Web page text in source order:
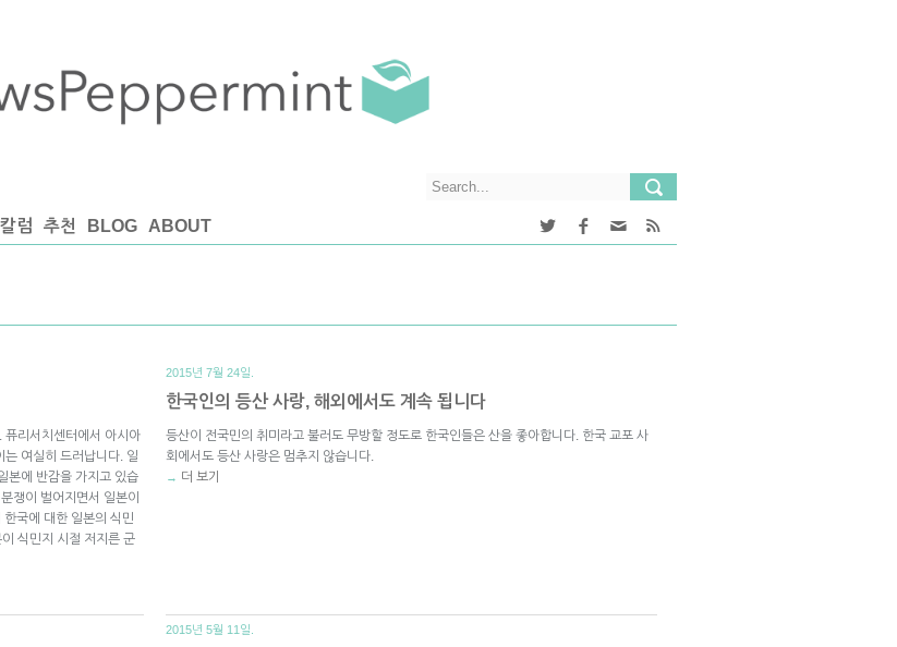
칼럼 추천 BLOG ABOUT
퓨리서치센터에서 아시아
여실히 드러납니다. 일
본에 반감을 가지고 있습
쟁이 벌어지면서 일본이
국에 대한 일본의 식민
식민지 시절 저지른 군
2015년 7월 24일.
한국인의 등산 사랑, 해외에서도 계속 됩니다
등산이 전국민의 취미라고 불러도 무방할 정도로 한국인들은 산을 좋아합니다. 한국 교포 사
회에서도 등산 사랑은 멈추지 않습니다.
→ 더 보기
2015년 5월 11일.